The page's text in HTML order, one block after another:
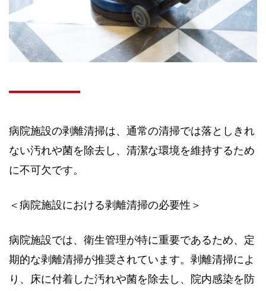
病院施設の剥離清掃は、通常の清掃では落としきれ
ない汚れや菌を除去し、清潔な環境を維持するため
に不可欠です。
＜病院施設における剥離清掃の必要性＞
病院施設では、衛生管理が特に重要であるため、定
期的な剥離清掃が推奨されています。剥離清掃によ
り、床に付着した汚れや菌を除去し、院内感染を防